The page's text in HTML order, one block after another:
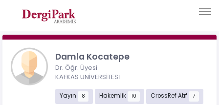
Damla Kocatepe
Dr. Öğr. Üyesi
KAFKAS ÜNİVERSİTESİ
Yayın 8 Hakemlik 10 CrossRef Atıf 7